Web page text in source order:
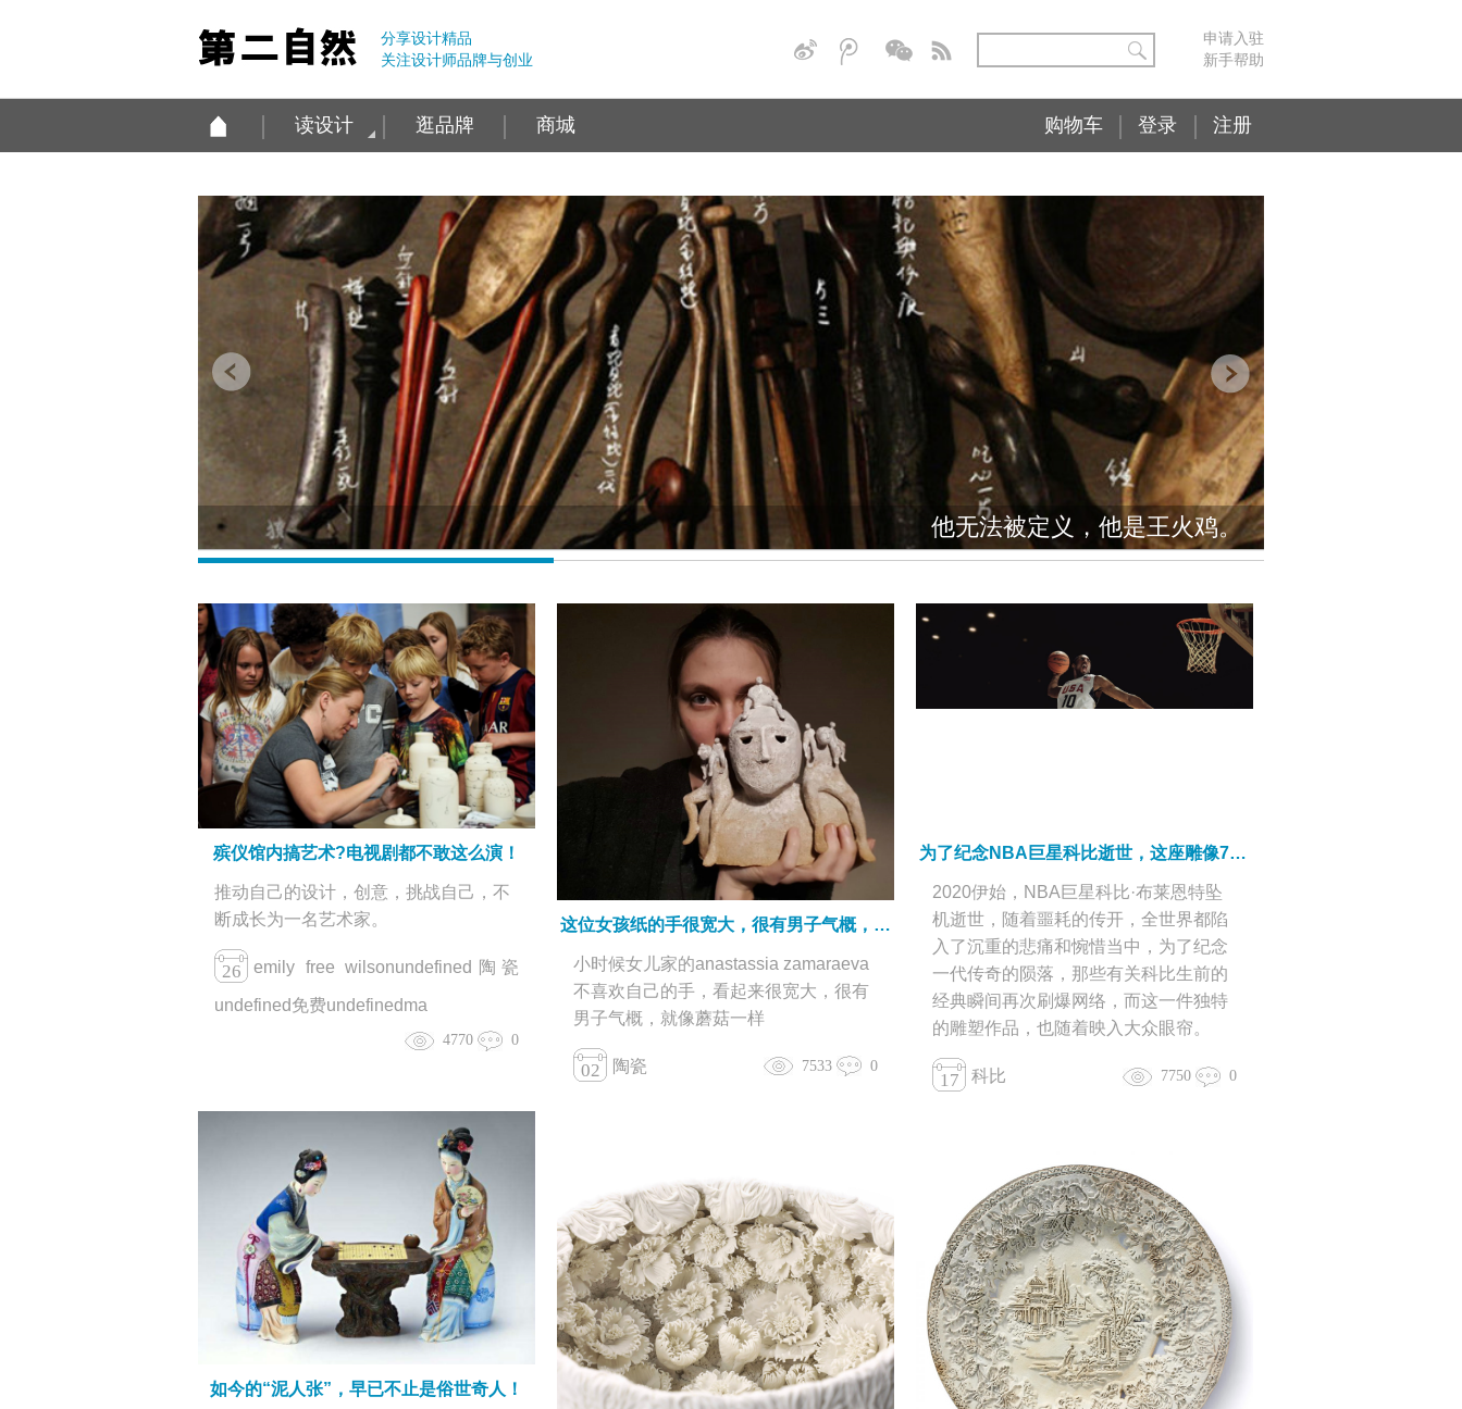
分享设计精品
关注设计师品牌与创业
申请入驻
新手帮助
读设计 逛品牌 商城 购物车 登录 注册
他无法被定义，他是王火鸡。
殡仪馆内搞艺术?电视剧都不敢这么演！
推动自己的设计，创意，挑战自己，不
断成长为一名艺术家。
26 emily free wilsonundefined陶瓷
undefined免费undefinedma
4770 0
这位女孩纸的手很宽大，很有男子气概，就像蘑菇一样
小时候女儿家的anastassia zamaraeva
不喜欢自己的手，看起来很宽大，很有
男子气概，就像蘑菇一样
02 陶瓷 7533 0
为了纪念NBA巨星科比逝世，这座雕像7年后再度引人关注，意义却大不相同了！
​2020伊始，NBA巨星科比·布莱恩特坠
机逝世，随着噩耗的传开，全世界都陷
入了沉重的悲痛和惋惜当中，为了纪念
一代传奇的陨落，那些有关科比生前的
经典瞬间再次刷爆网络，而这一件独特
的雕塑作品，也随着映入大众眼帘。
17 科比 7750 0
如今的“泥人张”，早已不止是俗世奇人！